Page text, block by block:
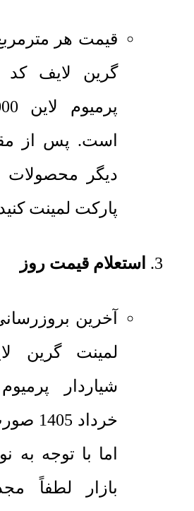
قیمت هر
پرمیوم لاین
است. پس از
دیگر محصولات
پارکت لمینت
استعلام قیمت روز
آخرین
خرداد
اما با توجه به
بازار لطفاً